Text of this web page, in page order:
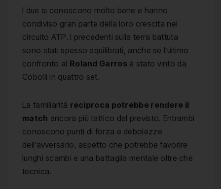
I due si conoscono molto bene e hanno
condiviso gran parte della loro crescita nel
circuito ATP. I precedenti sulla terra battuta
sono stati spesso equilibrati, anche se l’ultimo
confronto al Roland Garros è stato vinto da
Cobolli in quattro set.
La familiarità reciproca potrebbe rendere il
match ancora più tattico del previsto. Entrambi
conoscono punti di forza e debolezze
dell’avversario, aspetto che potrebbe favorire
lunghi scambi e una battaglia mentale oltre che
tecnica.